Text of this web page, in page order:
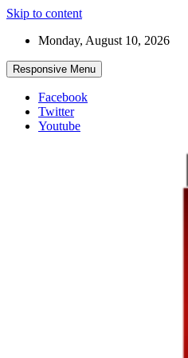
Skip to content
Monday, August 10, 2026
Responsive Menu
Facebook
Twitter
Youtube